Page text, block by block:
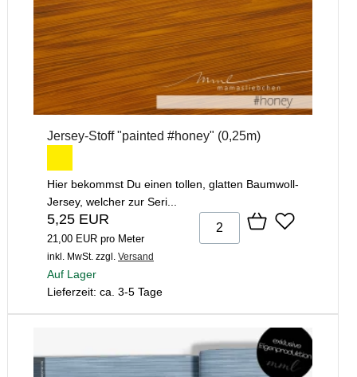
Jersey-Stoff "painted #honey" (0,25m)
Hier bekommst Du einen tollen, glatten Baumwoll-
Jersey, welcher zur Seri...
5,25 EUR
21,00 EUR pro Meter
inkl. MwSt. zzgl. Versand
Auf Lager
Lieferzeit: ca. 3-5 Tage